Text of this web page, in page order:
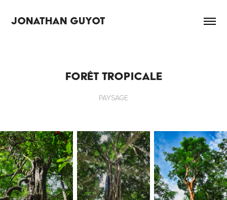
JONATHAN GUYOT
FORÊT TROPICALE
PAYSAGE